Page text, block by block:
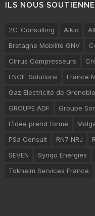
ILS NOUS
2C-Consulting Alkio
Bretagne Mobilité GNV
Cirrus Compresseurs
ENGIE Solutions
France
Gaz Electricité de Grenoble
GROUPE ADF
Groupe
L’idée prend forme
PSa Consult
RN7 NRJ
SEVEN
Synqo Energies
Tokheim Services France